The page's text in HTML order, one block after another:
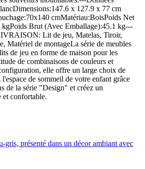
x 127.9 x 77 cm
cmMatériau:BoisPoids Net
kgPoids Brut (Avec Emballage):45.1 kg---
Lit de jeu, Matelas, Tiroir,
Matériel de montageLa série de meubles
de jeu en forme de maison pour les
de combinaisons de couleurs et
elle offre un large choix de
de sommeil de votre enfant grâce
de la série "Design" et créez un
et confortable.